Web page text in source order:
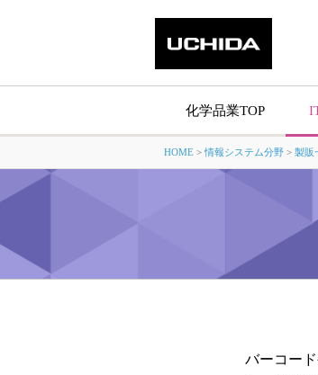
化学品業TOP
生産・原
記録の電
化学品業向けシ
HOME >情報システム分野 > 製販
バーコー